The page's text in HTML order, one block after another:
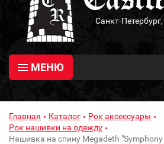
Санкт-
МЕНЮ
Главная Каталог
Рок аксессуары
Рок нашивки на одежду
Нашивка на спину Megadeth